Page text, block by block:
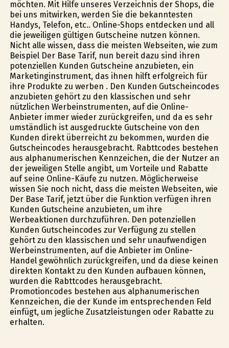
möchten. Mit Hilfe unseres Verzeichnis der Shops, die
bei uns mitwirken, werden Sie die bekanntesten
Handys, Telefon, etc.. Online-Shops entdecken und all
die jeweiligen gültigen Gutscheine nutzen können.
Nicht alle wissen, dass die meisten Webseiten, wie zum
Beispiel Der Base Tarif, nun bereit dazu sind ihren
potenziellen Kunden Gutscheine anzubieten, ein
Marketinginstrument, das ihnen hilft erfolgreich für
ihre Produkte zu werben . Den Kunden Gutscheincodes
anzubieten gehört zu den klassischen und sehr
nützlichen Werbeinstrumenten, auf die Online-
Anbieter immer wieder zurückgreifen, und da es sehr
umständlich ist ausgedruckte Gutscheine von den
Kunden direkt überreicht zu bekommen, wurden die
Gutscheincodes herausgebracht. Rabttcodes bestehen
aus alphanumerischen Kennzeichen, die der Nutzer an
der jeweiligen Stelle angibt, um Vorteile und Rabatte
auf seine Online-Käufe zu nutzen. Möglicherweise
wissen Sie noch nicht, dass die meisten Webseiten, wie
Der Base Tarif, jetzt über die Funktion verfügen ihren
Kunden Gutscheine anzubieten, um ihre
Werbeaktionen durchzuführen. Den potenziellen
Kunden Gutscheincodes zur Verfügung zu stellen
gehört zu den klassischen und sehr unaufwendigen
Werbeinstrumenten, auf die Anbieter im Online-
Handel gewöhnlich zurückgreifen, und da diese keinen
direkten Kontakt zu den Kunden aufbauen können,
wurden die Rabttcodes herausgebracht.
Promotioncodes bestehen aus alphanumerischen
Kennzeichen, die der Kunde im entsprechenden Feld
einfügt, um jegliche Zusatzleistungen oder Rabatte zu
erhalten.